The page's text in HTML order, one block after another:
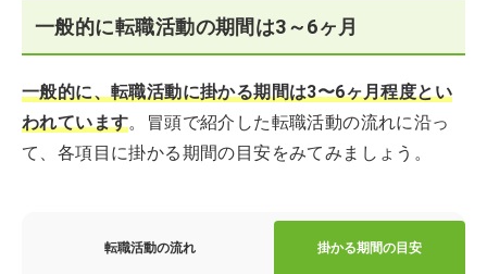
一般的に転職活動の期間は3～6ヶ月
一般的に、転職活動に掛かる期間は3〜6ヶ月程度とい
われています。冒頭で紹介した転職活動の流れに沿っ
て、各項目に掛かる期間の目安をみてみましょう。
転職活動の流れ 掛かる期間の目安